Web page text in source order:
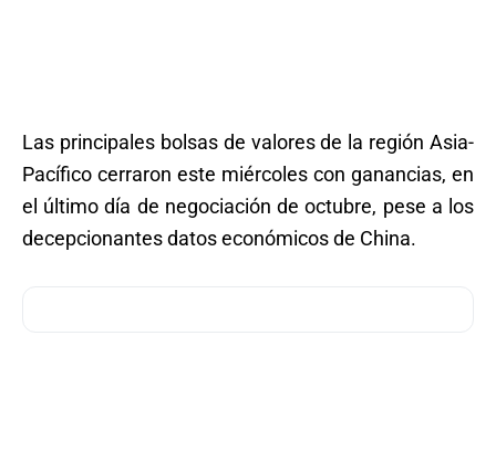
Las principales bolsas de valores de la región Asia-
Pacífico cerraron este miércoles con ganancias, en
el último día de negociación de octubre, pese a los
decepcionantes datos económicos de China.